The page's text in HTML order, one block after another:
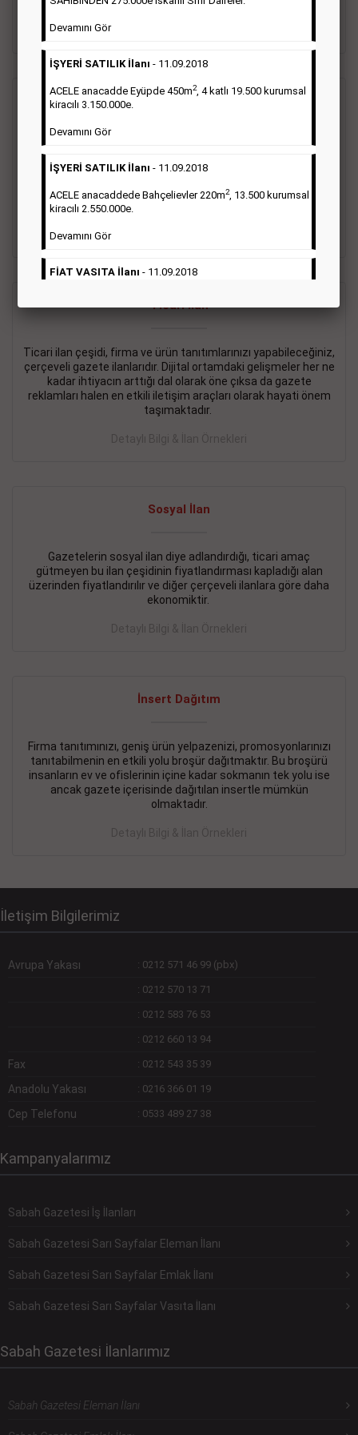
Detaylı Bilgi & İlan Örnekleri
Vasıta İlanı
Sarı sayfa ilanlar alım- satım, duyuru, mini reklam şeklinde
ifade edilebilen ilanlardır. Gazetelerin tirajını önemli ölçüde
etkilerler ve gazete gelirlerinin de önemli bir bölümünü
oluştururlar.Sabah sarı sayfa eleman ilanlarında 6 kelime
sayısı şartı aranmamaktadır.
Detaylı Bilgi & İlan Örnekleri
Ticari İlan
Ticari ilan çeşidi, firma ve ürün tanıtımlarınızı yapabileceğiniz,
çerçeveli gazete ilanlarıdır. Dijital ortamdaki gelişmeler her ne
kadar ihtiyacın arttığı dal olarak öne çıksa da gazete
reklamları halen en etkili iletişim araçları olarak hayati önem
taşımaktadır.
Detaylı Bilgi & İlan Örnekleri
Sosyal İlan
Gazetelerin sosyal ilan diye adlandırdığı, ticari amaç
gütmeyen bu ilan çeşidinin fiyatlandırması kapladığı alan
üzerinden fiyatlandırılır ve diğer çerçeveli ilanlara göre daha
ekonomiktir.
Detaylı Bilgi & İlan Örnekleri
İnsert Dağıtım
Firma tanıtımınızı, geniş ürün yelpazenizi, promosyonlarınızı
tanıtabilmenin en etkili yolu broşür dağıtmaktır. Bu broşürü
insanların ev ve ofislerinin içine kadar sokmanın tek yolu ise
ancak gazete içerisinde dağıtılan insertle mümkün
olmaktadır.
Detaylı Bilgi & İlan Örnekleri
İletişim Bilgilerimiz
Avrupa Yakası : 0212 571 46 99 (pbx)
: 0212 570 13 71
: 0212 583 76 53
: 0212 660 13 94
Fax : 0212 543 35 39
Anadolu Yakası : 0216 366 01 19
Cep Telefonu : 0533 489 27 38
Kampanyalarımız
Sabah Gazetesi İş İlanları
Sabah Gazetesi Sarı Sayfalar Eleman İlanı
Sabah Gazetesi Sarı Sayfalar Emlak İlanı
Sabah Gazetesi Sarı Sayfalar Vasıta İlanı
Sabah Gazetesi İlanlarımız
Sabah Gazetesi Eleman İlanı
Devamını Gör
İŞYERİ SATILIK İlanı - 11.09.2018
ACELE anacadde Eyüpde 450m2, 4 katlı 19.500 kurumsal
kiracılı 3.150.000e.
Devamını Gör
İŞYERİ SATILIK İlanı - 11.09.2018
ACELE anacaddede Bahçelievler 220m2, 13.500 kurumsal
kiracılı 2.550.000e.
Devamını Gör
FİAT VASITA İlanı - 11.09.2018
2.800.000e kurumsal mağaza.
BAKIRKÖY SATILIK İlanı- 11.09.2018
KARTALTEPEde kelepir 2+ 1 satılık daire
İŞYERİ KİRALIK İlanı - 11.09.2018
BEYLİKDÜZÜ Kavaklıda 4 katlı bina
DEVREMÜLK KİRALIK İlanı- 11.09.2018
SİNYE Tekstile Şoförlüğü olan 35 yaşını aşmamış, Depo
elemanı alınacaktır. Osmanbey, Şişli
Devamını Gör